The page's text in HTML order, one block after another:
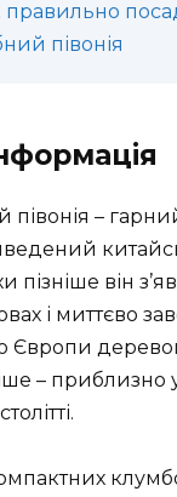
правильно
півонія
півонія –
пізніше він
і миттєво
Європи
– приблизно